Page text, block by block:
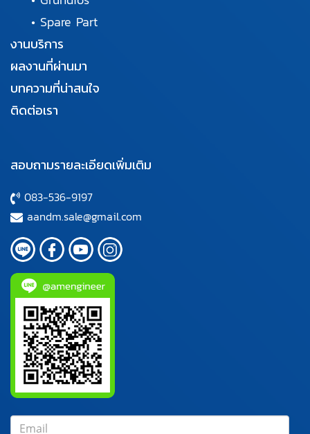
• Spare Part
งานบริการ
ผลงานที่ผ่านมา
บทความที่น่าสนใจ
ติดต่อเรา
สอบถามรายละเอียดเพิ่มเติม
083-536-9197
aandm.sale@gmail.com